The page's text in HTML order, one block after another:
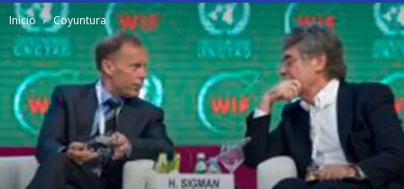
Inicio Coyuntura